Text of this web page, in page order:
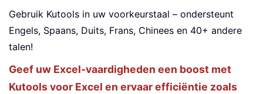
Gebruik Kutools in uw voorkeurstaal – ondersteunt
Engels, Spaans, Duits, Frans, Chinees en 40+ andere
talen!
Geef uw Excel-vaardigheden een boost met
Kutools voor Excel en ervaar efficiëntie zoals